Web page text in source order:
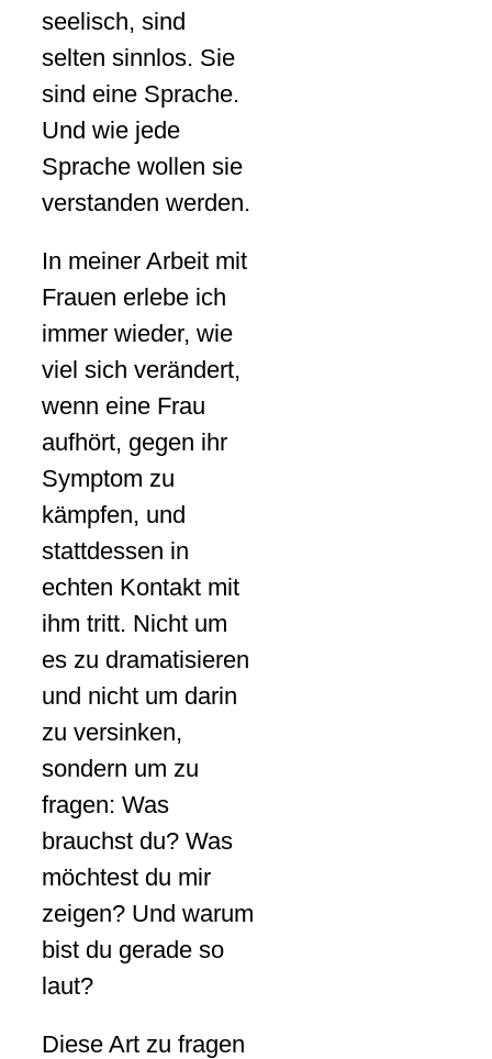
seelisch, sind
selten sinnlos. Sie
sind eine Sprache.
Und wie jede
Sprache wollen sie
verstanden werden.
In meiner Arbeit mit
Frauen erlebe ich
immer wieder, wie
viel sich verändert,
wenn eine Frau
aufhört, gegen ihr
Symptom zu
kämpfen, und
stattdessen in
echten Kontakt mit
ihm tritt. Nicht um
es zu dramatisieren
und nicht um darin
zu versinken,
sondern um zu
fragen: Was
brauchst du? Was
möchtest du mir
zeigen? Und warum
bist du gerade so
laut?
Diese Art zu fragen